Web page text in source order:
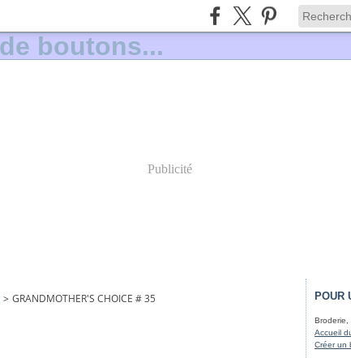
Publicité
> GRANDMOTHER'S CHOICE # 35 POUR
Broderie,
Accueil
Créer un